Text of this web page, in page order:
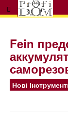
Fein
Нові